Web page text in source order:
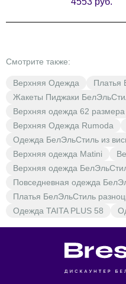
Смотрите также:
Верхняя Одежда
Платья
Жакеты Пиджаки
Верхняя одежда 62 размера
Верхняя Одежда Rumoda
Одежда БелЭльСтиль из
Верхняя одежда Matini
Верхняя одежда
Повседневная одежда
Платья БелЭльСтиль
Одежда TAITA PLUS 58